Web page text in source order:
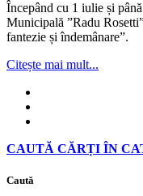
Începând cu 1 iulie și
Municipală ”Radu
fantezie și îndemânare”.
Citește mai mult...
CAUTĂ CĂRȚI ÎN
Caută